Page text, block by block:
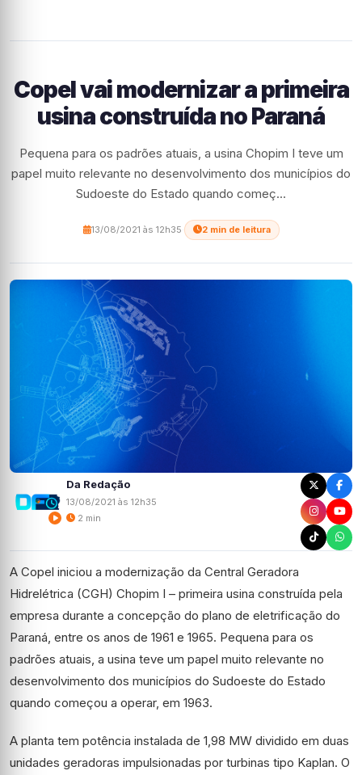
Copel vai modernizar a primeira
usina construída no Paraná
Pequena para os padrões atuais, a usina Chopim I teve um
papel muito relevante no desenvolvimento dos municípios do
Sudoeste do Estado quando começ...
13/08/2021 às 12h35 2 min de leitura
Da Redação
13/08/2021 às 12h35
2 min
A Copel iniciou a modernização da Central Geradora
Hidrelétrica (CGH) Chopim I – primeira usina construída pela
empresa durante a concepção do plano de eletrificação do
Paraná, entre os anos de 1961 e 1965. Pequena para os
padrões atuais, a usina teve um papel muito relevante no
desenvolvimento dos municípios do Sudoeste do Estado
quando começou a operar, em 1963.
A planta tem potência instalada de 1,98 MW dividido em duas
unidades geradoras impulsionadas por turbinas tipo Kaplan. O